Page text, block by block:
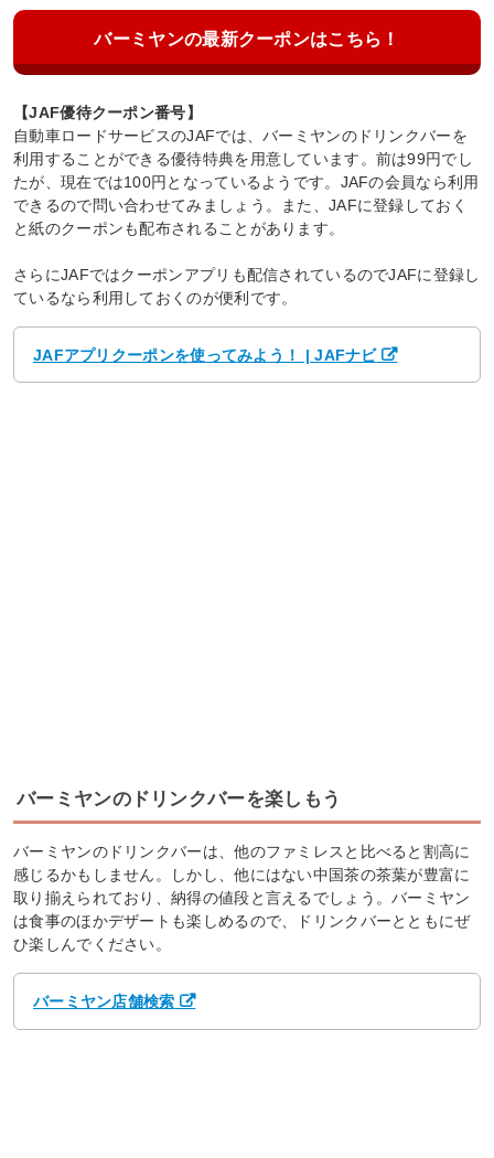
バーミヤンの最新クーポンはこちら！
【JAF優待クーポン番号】
自動車ロードサービスのJAFでは、バーミヤンのドリンクバーを
利用することができる優待特典を用意しています。前は99円でし
たが、現在では100円となっているようです。JAFの会員なら利用
できるので問い合わせてみましょう。また、JAFに登録しておく
と紙のクーポンも配布されることがあります。
さらにJAFではクーポンアプリも配信されているのでJAFに登録し
ているなら利用しておくのが便利です。
JAFアプリクーポンを使ってみよう！ | JAFナビ
バーミヤンのドリンクバーを楽しもう
バーミヤンのドリンクバーは、他のファミレスと比べると割高に
感じるかもしません。しかし、他にはない中国茶の茶葉が豊富に
取り揃えられており、納得の値段と言えるでしょう。バーミヤン
は食事のほかデザートも楽しめるので、ドリンクバーとともにぜ
ひ楽しんでください。
バーミヤン店舗検索